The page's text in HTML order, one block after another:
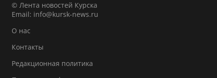
© Лента новостей Курска
Email: info@kursk-news.ru
О нас
Контакты
Редакционная политика